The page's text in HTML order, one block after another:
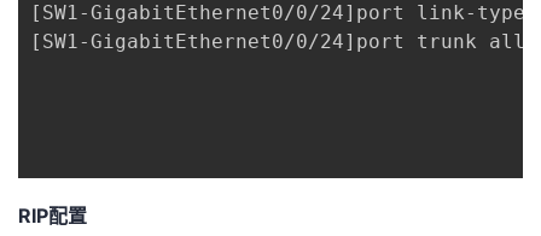
[SW1-GigabitEthernet0/0/24]port link-type
[SW1-GigabitEthernet0/0/24]port trunk
RIP配置